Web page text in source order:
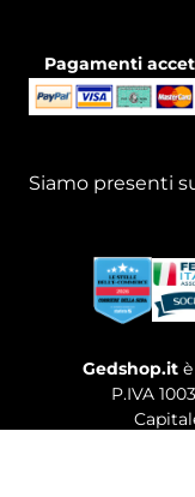
Pagamenti
Siamo presenti
Gedshop.it
P.IVA